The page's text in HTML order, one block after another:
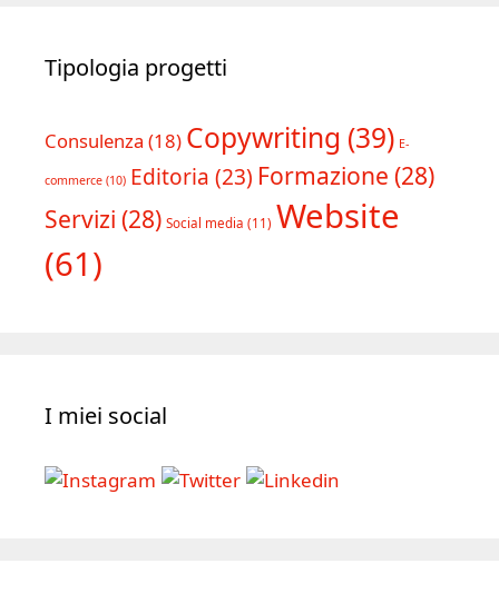
Tipologia progetti
Consulenza (18) Copywriting (39) E-
commerce (10) Editoria (23) Formazione (28)
Servizi (28) Social media (11) Website
(61)
I miei social